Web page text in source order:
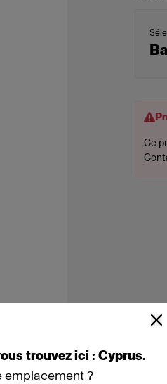
trouvezici : Cyprus.
emplacement ?
Ce